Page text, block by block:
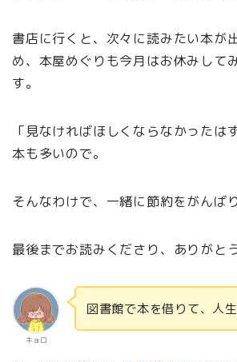
書店に行くと、次々に読みたい本が
め、本屋めぐりも今月はお休みして
す。
「見なければほしくならなかったは
本も多いので。
そんなわけで、一緒に節約をがんば
最後までお読みくださり、ありがと
キョロ
図書館で本を借りて、人